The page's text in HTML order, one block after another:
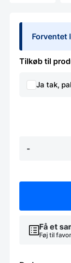
Forventet
Tilkøb til
Ja tak,
-
5000MCD
24
Få et
Føj til